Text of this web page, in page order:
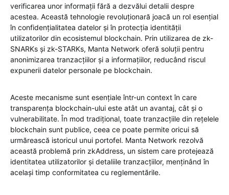
verificarea unor informații fără a dezvălui detalii despre
acestea. Această tehnologie revoluționară joacă un rol esențial
în confidențialitatea datelor și în protecția identității
utilizatorilor din ecosistemul blockchain. Prin utilizarea de zk-
SNARKs și zk-STARKs, Manta Network oferă soluții pentru
anonimizarea tranzacțiilor și a informațiilor, reducând riscul
expunerii datelor personale pe blockchain.
Aceste mecanisme sunt esențiale într-un context în care
transparența blockchain-ului este atât un avantaj, cât și o
vulnerabilitate. În mod tradițional, toate tranzacțiile din rețelele
blockchain sunt publice, ceea ce poate permite oricui să
urmărească istoricul unui portofel. Manta Network rezolvă
această problemă prin zkAddress, un sistem care protejează
identitatea utilizatorilor și detaliile tranzacțiilor, menținând în
același timp conformitatea cu reglementările.